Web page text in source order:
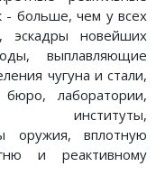
- больше, чем у всех
эскадры новейших
выплавляющие
чугуна и стали,
бюро, лаборатории,
институты,
оружия, вплотную
и реактивному